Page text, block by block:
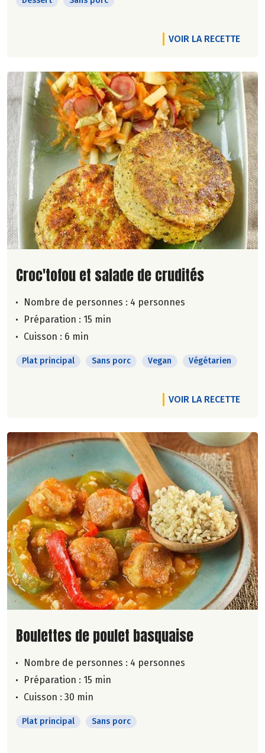
VOIR LA RECETTE
Lire la suite de la recette
Croc'tofou et salade de crudités
Nombre de personnes : 4 personnes
Préparation : 15 min
Cuisson : 6 min
Plat principal Sans porc Vegan Végétarien
VOIR LA RECETTE
Lire la suite de la recette
Boulettes de poulet basquaise
Nombre de personnes : 4 personnes
Préparation : 15 min
Cuisson : 30 min
Plat principal Sans porc